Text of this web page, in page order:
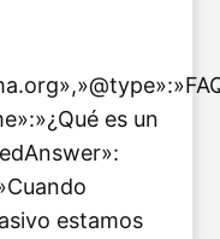
es un
estamos